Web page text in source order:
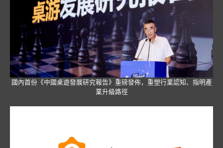
國內首份《中國桌遊發展研究報告》重磅發佈，重塑行業認知、指明產
業升級路徑